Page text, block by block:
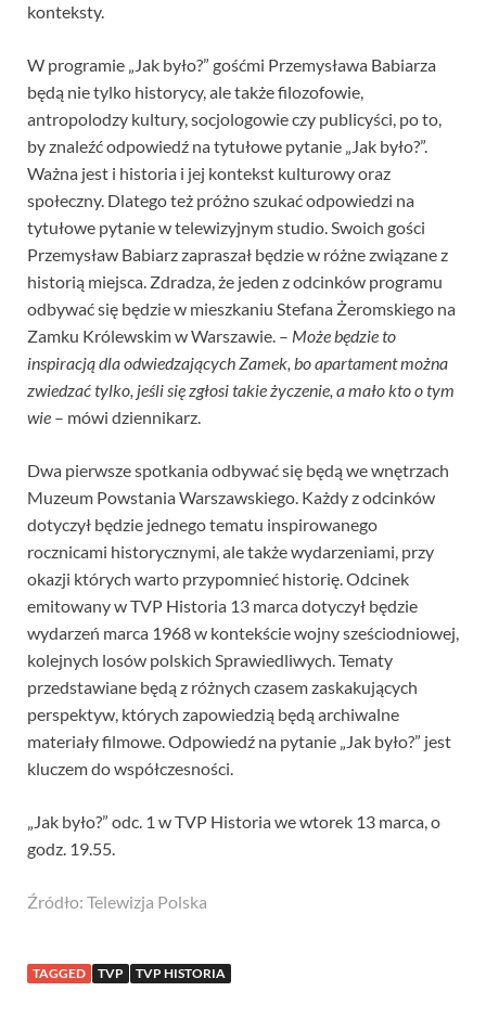
konteksty.
W programie „Jak było?” gośćmi Przemysława Babiarza
będą nie tylko historycy, ale także filozofowie,
antropolodzy kultury, socjologowie czy publicyści, po to,
by znaleźć odpowiedź na tytułowe pytanie „Jak było?”.
Ważna jest i historia i jej kontekst kulturowy oraz
społeczny. Dlatego też próżno szukać odpowiedzi na
tytułowe pytanie w telewizyjnym studio. Swoich gości
Przemysław Babiarz zapraszał będzie w różne związane z
historią miejsca. Zdradza, że jeden z odcinków programu
odbywać się będzie w mieszkaniu Stefana Żeromskiego na
Zamku Królewskim w Warszawie. – Może będzie to
inspiracją dla odwiedzających Zamek, bo apartament można
zwiedzać tylko, jeśli się zgłosi takie życzenie, a mało kto o tym
wie – mówi dziennikarz.
Dwa pierwsze spotkania odbywać się będą we wnętrzach
Muzeum Powstania Warszawskiego. Każdy z odcinków
dotyczył będzie jednego tematu inspirowanego
rocznicami historycznymi, ale także wydarzeniami, przy
okazji których warto przypomnieć historię. Odcinek
emitowany w TVP Historia 13 marca dotyczył będzie
wydarzeń marca 1968 w kontekście wojny sześciodniowej,
kolejnych losów polskich Sprawiedliwych. Tematy
przedstawiane będą z różnych czasem zaskakujących
perspektyw, których zapowiedzią będą archiwalne
materiały filmowe. Odpowiedź na pytanie „Jak było?” jest
kluczem do współczesności.
„Jak było?” odc. 1 w TVP Historia we wtorek 13 marca, o
godz. 19.55.
Źródło: Telewizja Polska
TAGGED TVP TVP HISTORIA